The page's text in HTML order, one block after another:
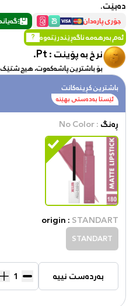
دەبێت.
جۆری پارەدان
ئەم بەرهەمە ناگەڕێندرێتەوە ?
نرخ بە پۆینت :Pt.
بۆ باشترین پاشەکەوت، هیچ
باشترین کڕینەکانت
ئێستا بەدەستی بهێنە
ڕەنگ: No Color
origin :STANDART
STANDART
بەردەست نییە